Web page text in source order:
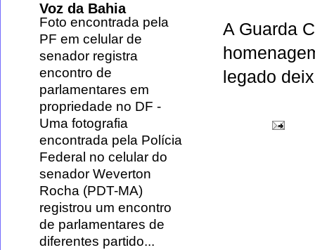
A Guarda
legado
Voz da Bahia
Foto encontrada pela
PF em celular de
senador registra
encontro de
parlamentares em
propriedade no DF -
Uma fotografia
encontrada pela Polícia
Federal no celular do
senador Weverton
Rocha (PDT-MA)
registrou um encontro
de parlamentares de
diferentes partido...